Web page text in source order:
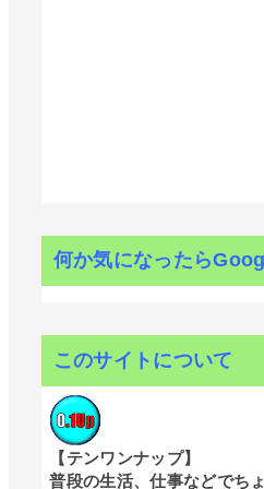
何か気になったら
このサイトについて
【テンワンナップ】
普段の生活、仕事などでち